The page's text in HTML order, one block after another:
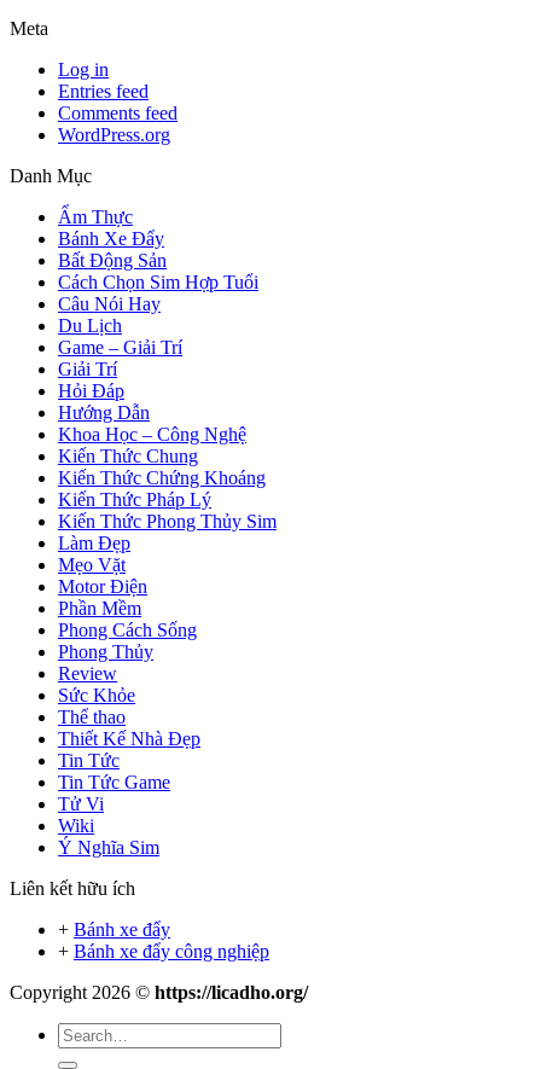
Meta
Log in
Entries feed
Comments feed
WordPress.org
Danh Mục
Ẩm Thực
Bánh Xe Đẩy
Bất Động Sản
Cách Chọn Sim Hợp Tuổi
Câu Nói Hay
Du Lịch
Game – Giải Trí
Giải Trí
Hỏi Đáp
Hướng Dẫn
Khoa Học – Công Nghệ
Kiến Thức Chung
Kiến Thức Chứng Khoáng
Kiến Thức Pháp Lý
Kiến Thức Phong Thủy Sim
Làm Đẹp
Mẹo Vặt
Motor Điện
Phần Mềm
Phong Cách Sống
Phong Thủy
Review
Sức Khỏe
Thể thao
Thiết Kế Nhà Đẹp
Tin Tức
Tin Tức Game
Tử Vi
Wiki
Ý Nghĩa Sim
Liên kết hữu ích
+ Bánh xe đẩy
+ Bánh xe đẩy công nghiệp
Copyright 2026 © https://licadho.org/